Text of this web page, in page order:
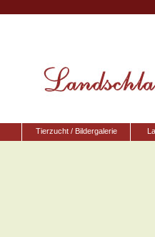
Tierzucht / Bildergalerie